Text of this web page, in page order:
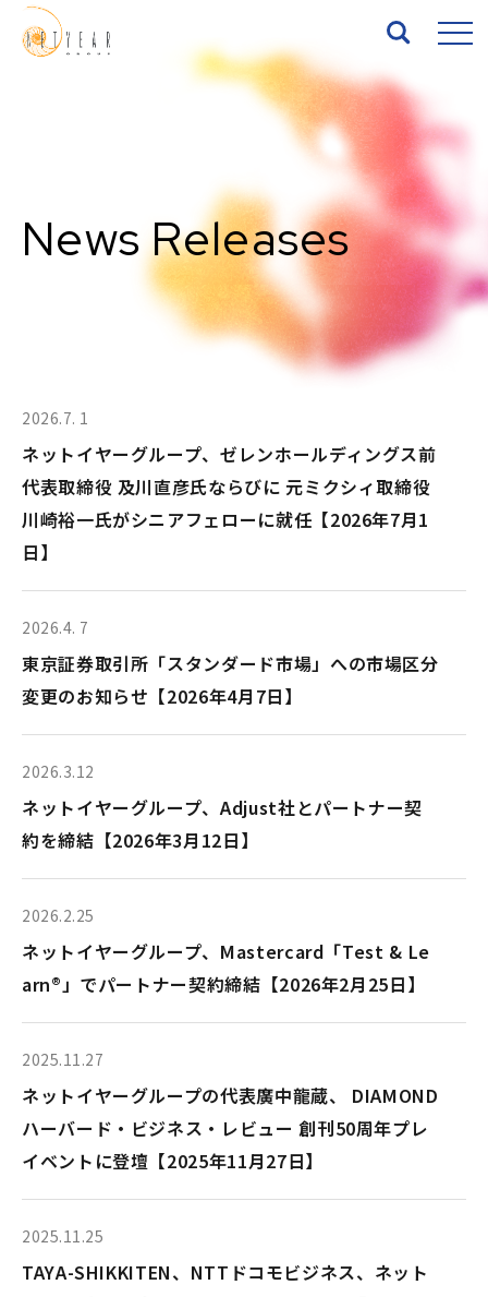
Services
Seminar
IR
Company
Recruit
News Releases
2026.7. 1
ネットイヤーグループ、ゼレンホールディングス前
代表取締役 及川直彦氏ならびに 元ミクシィ取締役
川崎裕一氏がシニアフェローに就任【2026年7月1
日】
2026.4. 7
東京証券取引所「スタンダード市場」への市場区分
変更のお知らせ【2026年4月7日】
2026.3.12
ネットイヤーグループ、Adjust社とパートナー契
約を締結【2026年3月12日】
2026.2.25
ネットイヤーグループ、Mastercard「Test & Le
arn®」でパートナー契約締結【2026年2月25日】
2025.11.27
ネットイヤーグループの代表廣中龍蔵、 DIAMOND
ハーバード・ビジネス・レビュー 創刊50周年プレ
イベントに登壇【2025年11月27日】
2025.11.25
TAYA-SHIKKITEN、NTTドコモビジネス、ネット